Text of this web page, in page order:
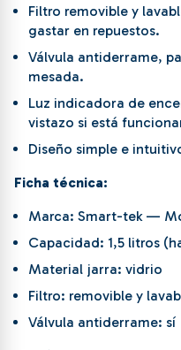
Filtro removible y
gastar en repuestos.
Válvula antiderrame,
mesada.
Luz indicadora de
vistazo si está
Diseño simple e
Ficha técnica:
Marca: Smart-tek —
Capacidad: 1,5 litros
Material jarra: vidrio
Filtro: removible y
Válvula antiderrame: sí